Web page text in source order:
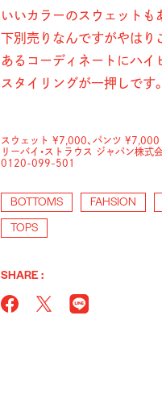
いいカラーのスウェットも
下別売りなんですがやはり
あるコーディネートにハイ
スタイリングが一押しです。
スウェット ¥7,000、パンツ ¥7,000
リーバイ・ストラウス ジャパン株式
0120-099-501
BOTTOMS FAHSION
TOPS
SHARE :